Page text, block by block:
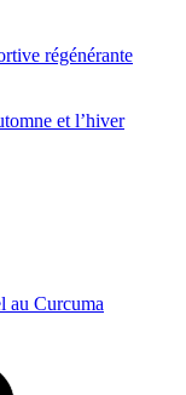
régénérante
et l’hiver
au Curcuma